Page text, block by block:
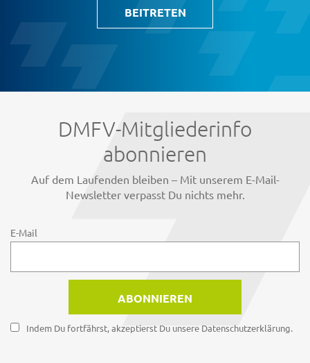
BEITRETEN
DMFV-Mitgliederinfo
abonnieren
Auf dem Laufenden bleiben – Mit unserem E-Mail-
Newsletter verpasst Du nichts mehr.
E-Mail
Indem Du fortfährst, akzeptierst Du unsere Datenschutzerklärung.